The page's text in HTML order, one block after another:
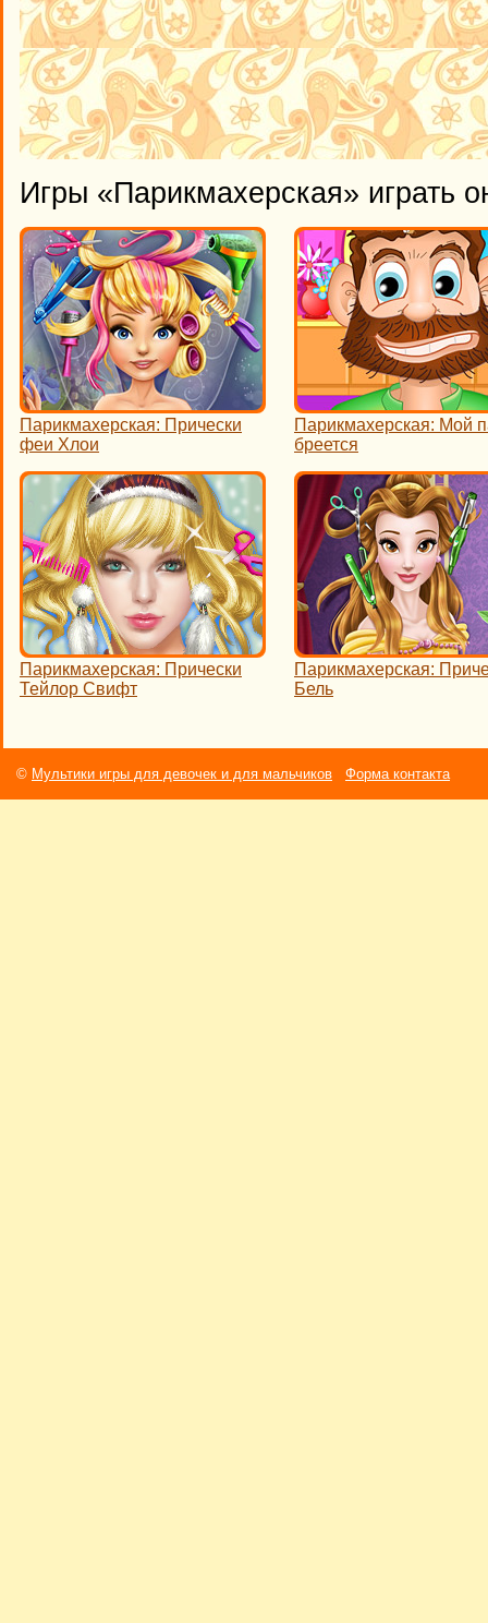
Игры «Парикмахерская» играть
Парикмахерская: Прически
феи Хлои
Парикмахерская: Мой
бреется
Парикмахерская: Прически
Тейлор Свифт
Парикмахерская:
Бель
© Мультики игры для девочек и для мальчиков Форма контакта